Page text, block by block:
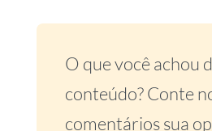
O que você achou
conteúdo? Conte
comentários sua